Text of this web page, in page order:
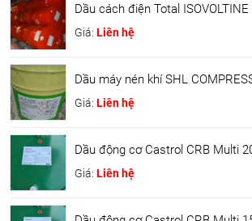
Dầu cách điện Total ISOVOLTINE
Giá: Liên hệ
Dầu máy nén khí SHL
Giá: Liên hệ
Dầu động cơ Castrol CRB Multi
Giá: Liên hệ